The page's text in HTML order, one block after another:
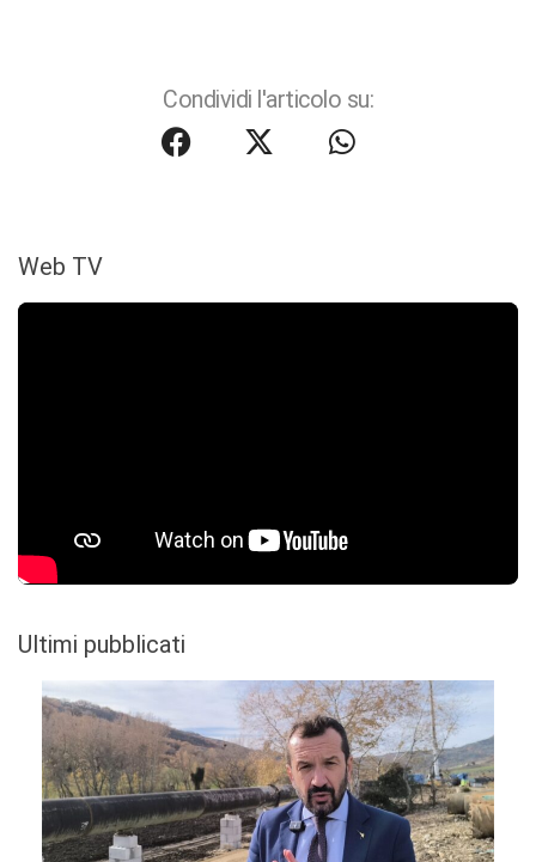
Condividi l'articolo su:
Web TV
Ultimi pubblicati